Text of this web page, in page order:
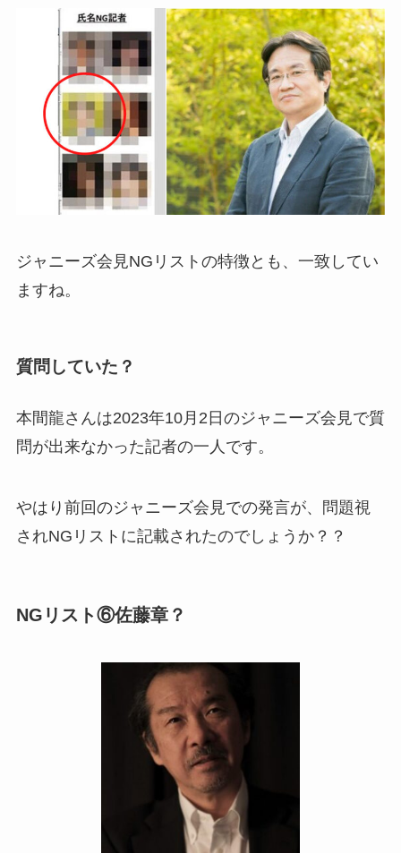
ジャニーズ会見NGリストの特徴とも、一致してい
ますね。
質問していた？
本間龍さんは2023年10月2日のジャニーズ会見で質
問が出来なかった記者の一人です。
やはり前回のジャニーズ会見での発言が、問題視
されNGリストに記載されたのでしょうか？？
NGリスト⑥佐藤章？